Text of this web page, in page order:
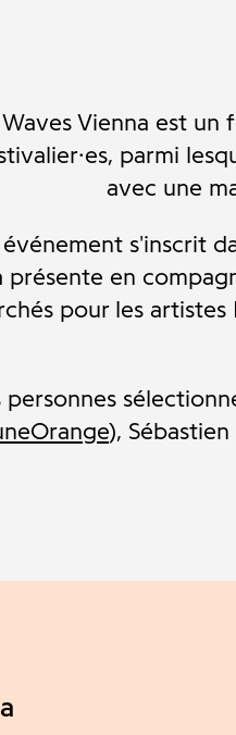
Waves Vienna est un
parmi
avec une
s'inscrit
présente en
pour les
personnes
),